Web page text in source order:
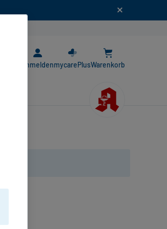
AnmeldenmycarePlusWarenkorb